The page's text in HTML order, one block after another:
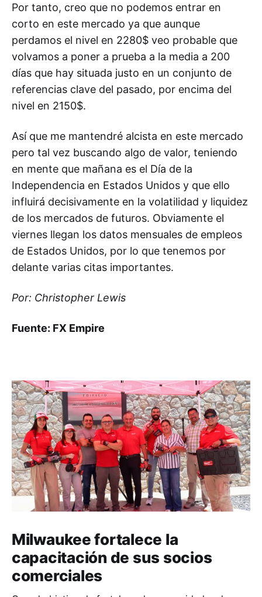
Por tanto, creo que no podemos entrar en
corto en este mercado ya que aunque
perdamos el nivel en 2280$ veo probable que
volvamos a poner a prueba a la media a 200
días que hay situada justo en un conjunto de
referencias clave del pasado, por encima del
nivel en 2150$.
Así que me mantendré alcista en este mercado
pero tal vez buscando algo de valor, teniendo
en mente que mañana es el Día de la
Independencia en Estados Unidos y que ello
influirá decisivamente en la volatilidad y liquidez
de los mercados de futuros. Obviamente el
viernes llegan los datos mensuales de empleos
de Estados Unidos, por lo que tenemos por
delante varias citas importantes.
Por: Christopher Lewis
Fuente: FX Empire
Milwaukee fortalece la
capacitación de sus socios
comerciales